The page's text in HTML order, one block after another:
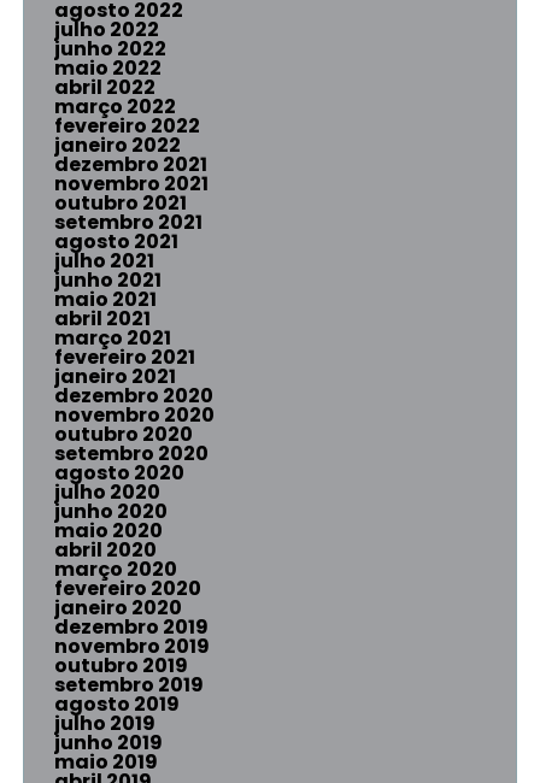
agosto 2022
julho 2022
junho 2022
maio 2022
abril 2022
março 2022
fevereiro 2022
janeiro 2022
dezembro 2021
novembro 2021
outubro 2021
setembro 2021
agosto 2021
julho 2021
junho 2021
maio 2021
abril 2021
março 2021
fevereiro 2021
janeiro 2021
dezembro 2020
novembro 2020
outubro 2020
setembro 2020
agosto 2020
julho 2020
junho 2020
maio 2020
abril 2020
março 2020
fevereiro 2020
janeiro 2020
dezembro 2019
novembro 2019
outubro 2019
setembro 2019
agosto 2019
julho 2019
junho 2019
maio 2019